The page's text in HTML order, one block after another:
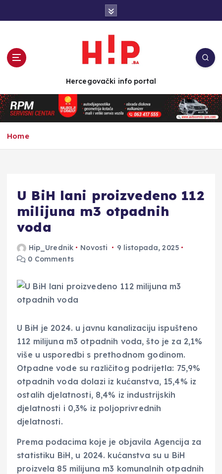
n
t
e
Hercegovački info portal
Home
U BiH lani proizvedeno 112
milijuna m3 otpadnih
voda
Hip_Urednik Novosti
9 listopada, 2025
0 Comments
U BiH je 2024. u javnu kanalizaciju ispušteno
112 milijuna m3 otpadnih voda, što je za 2,1%
više u usporedbi s prethodnom godinom.
Otpadne vode su različitog podrijetla: 75,9%
otpadnih voda dolazi iz kućanstva, 15,4% iz
ostalih djelatnosti, 8,4% iz industrijskih
djelatnosti i 0,3% iz poljoprivrednih
djelatnosti.
Prema podacima koje je objavila Agencija za
statistiku BiH, u 2024. kućanstva su u BiH
proizvela 85 milijuna m3 komunalnih otpadnih